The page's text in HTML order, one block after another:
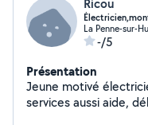
Ricou
La Penne-sur-
-/5
Présentation
Jeune motivé électricien,
services aussi aide,